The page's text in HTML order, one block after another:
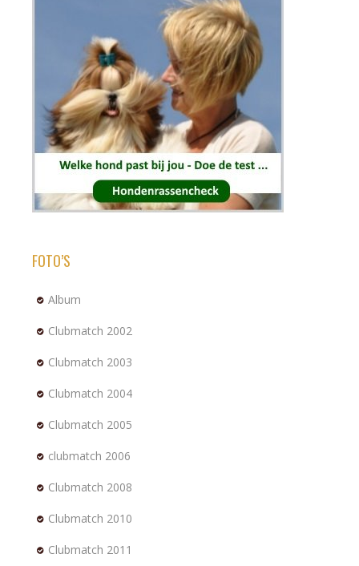
FOTO’S
Album
Clubmatch 2002
Clubmatch 2003
Clubmatch 2004
Clubmatch 2005
clubmatch 2006
Clubmatch 2008
Clubmatch 2010
Clubmatch 2011